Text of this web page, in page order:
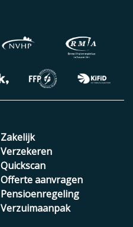
Zakelijk
Verzekeren
Quickscan
Offerte aanvragen
Pensioenregeling
Verzuimaanpak